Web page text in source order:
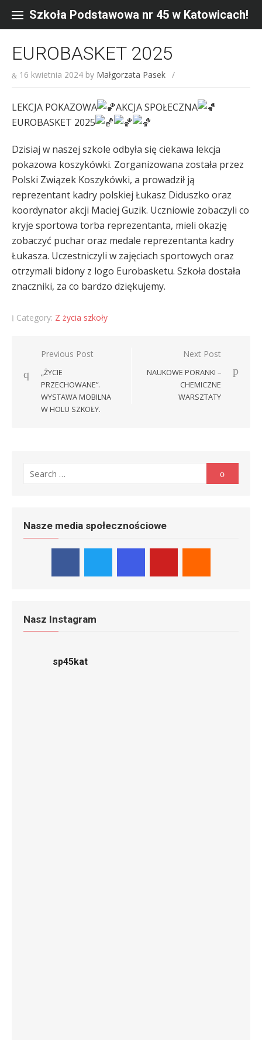
content
Szkoła Podstawowa nr 45 w Katowicach!
EUROBASKET 2025
16 kwietnia 2024 by Małgorzata Pasek /
LEKCJA POKAZOWA
AKCJA SPOŁECZNA
EUROBASKET 2025
Dzisiaj w naszej szkole odbyła się ciekawa lekcja
pokazowa koszykówki. Zorganizowana została przez
Polski Związek Koszykówki, a prowadził ją
reprezentant kadry polskiej Łukasz Diduszko oraz
koordynator akcji Maciej Guzik. Uczniowie zobaczyli co
kryje sportowa torba reprezentanta, mieli okazję
zobaczyć puchar oraz medale reprezentanta kadry
Łukasza. Uczestniczyli w zajęciach sportowych oraz
otrzymali bidony z logo Eurobasketu. Szkoła dostała
znaczniki, za co bardzo dziękujemy.
Category: Z życia szkoły
Nawigacja
wpisu
Previous Post
„ŻYCIE
PRZECHOWANE”.
WYSTAWA MOBILNA
W HOLU SZKOŁY.
Next Post
NAUKOWE PORANKI –
CHEMICZNE
WARSZTATY
for:
Nasze media społecznościowe
Nasz Instagram
sp45kat